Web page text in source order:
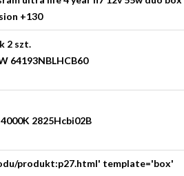
produkt:p27.html' template='box'